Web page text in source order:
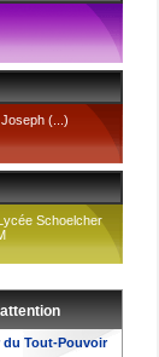
(...)
Schoelcher
du Tout-Pouvoir